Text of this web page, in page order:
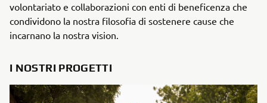
volontariato e collaborazioni con enti di beneficenza che
condividono la nostra filosofia di sostenere cause che
incarnano la nostra vision.
I NOSTRI PROGETTI